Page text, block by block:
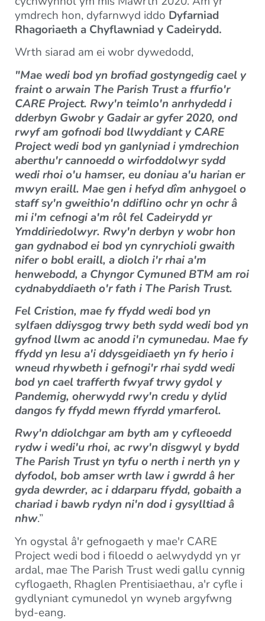
ymdrech hon, dyfarnwyd iddo Dyfarniad
Rhagoriaeth a Chyflawniad y Cadeirydd.
Wrth siarad am ei wobr dywedodd,
"Mae wedi bod yn brofiad gostyngedig cael y
fraint o arwain The Parish Trust a ffurfio'r
CARE Project. Rwy'n teimlo'n anrhydedd i
dderbyn Gwobr y Gadair ar gyfer 2020, ond
rwyf am gofnodi bod llwyddiant y CARE
Project wedi bod yn ganlyniad i ymdrechion
aberthu'r cannoedd o wirfoddolwyr sydd
wedi rhoi o'u hamser, eu doniau a'u harian er
mwyn eraill. Mae gen i hefyd dîm anhygoel o
staff sy'n gweithio'n ddiflino ochr yn ochr â
mi i'm cefnogi a'm rôl fel Cadeirydd yr
Ymddiriedolwyr. Rwy'n derbyn y wobr hon
gan gydnabod ei bod yn cynrychioli gwaith
nifer o bobl eraill, a diolch i'r rhai a'm
henwebodd, a Chyngor Cymuned BTM am roi
cydnabyddiaeth o'r fath i The Parish Trust.
Fel Cristion, mae fy ffydd wedi bod yn
sylfaen ddiysgog trwy beth sydd wedi bod yn
gyfnod llwm ac anodd i'n cymunedau. Mae fy
ffydd yn Iesu a'i ddysgeidiaeth yn fy herio i
wneud rhywbeth i gefnogi'r rhai sydd wedi
bod yn cael trafferth fwyaf trwy gydol y
Pandemig, oherwydd rwy'n credu y dylid
dangos fy ffydd mewn ffyrdd ymarferol.
Rwy'n ddiolchgar am byth am y cyfleoedd
rydw i wedi'u rhoi, ac rwy'n disgwyl y bydd
The Parish Trust yn tyfu o nerth i nerth yn y
dyfodol, bob amser wrth law i gwrdd â her
gyda dewrder, ac i ddarparu ffydd, gobaith a
chariad i bawb rydyn ni'n dod i gysylltiad â
nhw.”
Yn ogystal â'r gefnogaeth y mae'r CARE
Project wedi bod i filoedd o aelwydydd yn yr
ardal, mae The Parish Trust wedi gallu cynnig
cyflogaeth, Rhaglen Prentisiaethau, a'r cyfle i
gydlyniant cymunedol yn wyneb argyfwng
byd-eang.